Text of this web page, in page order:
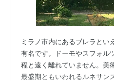
ミラノ市内にあるブレラとい
有名です。ドーモやスフォル
程と遠く離れていません。美
最盛期ともいわれるルネサン